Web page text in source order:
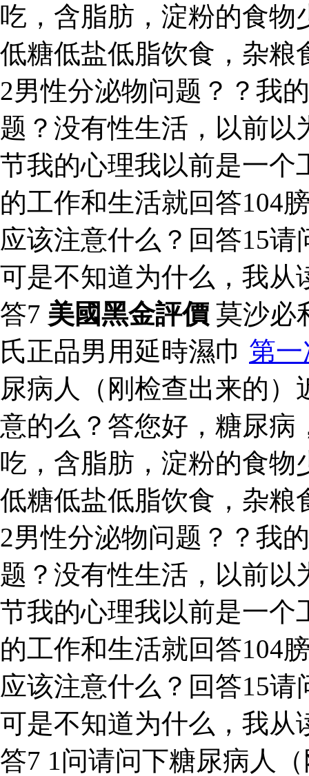
吃，含脂肪，淀粉的食物
低糖低盐低脂饮食，杂粮
2男性分泌物问题？？我
题？没有性生活，以前以
节我的心理我以前是一个
的工作和生活就回答104
应该注意什么？回答15
可是不知道为什么，我从
答7 美國黑金評價 莫沙必
氏正品男用延時濕巾 第
尿病人（刚检查出来的
意的么？答您好，糖尿病
吃，含脂肪，淀粉的食物
低糖低盐低脂饮食，杂粮
2男性分泌物问题？？我
题？没有性生活，以前以
节我的心理我以前是一个
的工作和生活就回答104
应该注意什么？回答15
可是不知道为什么，我从
答7 1问请问下糖尿病人